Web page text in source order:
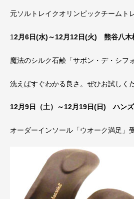
元ソルトレイクオリンピックチームト
12月6日(水)～12月12日(火) 熊谷八木
魔法のシルク石鹸「サボン・デ・シフ
洗えばすぐわかる良さ。ぜひお試しく
12月9日（土）～12月19日(日) ハン
オーダーインソール「ウオーク満足」